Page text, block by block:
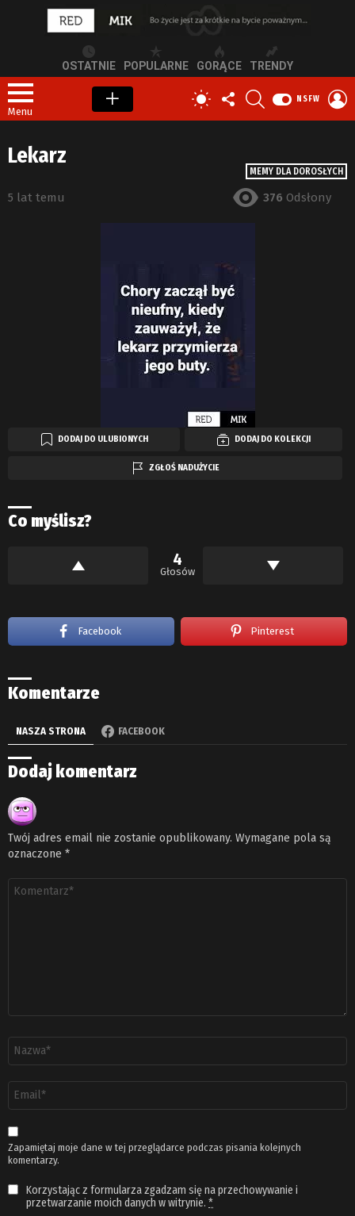
OSTATNIE POPULARNE GORĄCE TRENDY
Menu
PRZEŁĄCZ
SKÓRKĘ
OBSERWUJ
NAS
NSFW
MEMY DLA DOROSŁYCH
Lekarz
5 lat temu 376 Odsłony
DODAJ DO ULUBIONYCH DODAJ DO KOLEKCJI
ZGŁOŚ NADUŻYCIE
Co myślisz?
4
Głosów
Facebook Pinterest
Komentarze
NASZA STRONA FACEBOOK
Dodaj komentarz
Twój adres email nie zostanie opublikowany. Wymagane pola są
oznaczone *
email
*
Zapamiętaj moje dane w tej przeglądarce podczas pisania kolejnych
komentarzy.
Korzystając z formularza zgadzam się na przechowywanie i
przetwarzanie moich danych w witrynie. *